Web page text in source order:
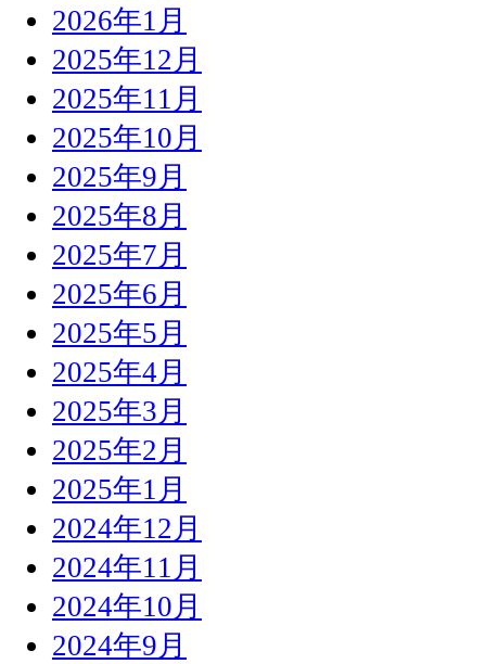
2026年1月
2025年12月
2025年11月
2025年10月
2025年9月
2025年8月
2025年7月
2025年6月
2025年5月
2025年4月
2025年3月
2025年2月
2025年1月
2024年12月
2024年11月
2024年10月
2024年9月